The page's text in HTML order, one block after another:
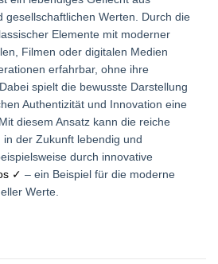
gesellschaftlichen Werten. Durch die
Elemente mit moderner
Filmen oder digitalen Medien
erfahrbar, ohne ihre
spielt die bewusste Darstellung
Authentizität und Innovation eine
diesem Ansatz kann die reiche
der Zukunft lebendig und
durch innovative
✓ – ein Beispiel für die moderne
Werte.